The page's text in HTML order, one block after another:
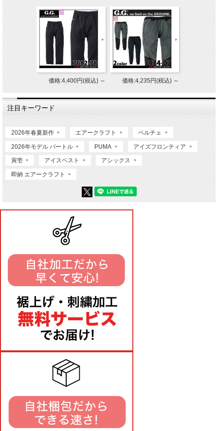
価格:4,400円(税込)～ 価格:4,235円(税込)～
注目キーワード
2026年春夏新作 エアークラフト ペルチェ
2026年モデル バートル PUMA アイズフロンティア
寅壱 アイスベスト アシックス
即納 エアークラフト